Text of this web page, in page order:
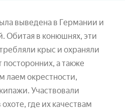
выведена в Германии и
Обитая в конюшнях, эти
крыс и охраняли
а также
лаем окрестности,
Участвовали
где их качествам